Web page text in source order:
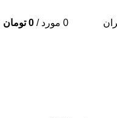
0 مورد /
0 تومان